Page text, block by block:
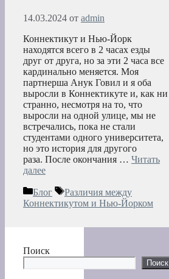
14.03.2024 от admin
Коннектикут и Нью-Йорк
находятся всего в 2 часах езды
друг от друга, но за эти 2 часа все
кардинально меняется. Моя
партнерша Анук Говил и я оба
выросли в Коннектикуте и, как ни
странно, несмотря на то, что
выросли на одной улице, мы не
встречались, пока не стали
студентами одного университета,
но это история для другого
раза. После окончания … Читать
далее
Рубрики
Блог Метки
Различия между
Коннектикутом и Нью-Йорком
Поиск
Поиск